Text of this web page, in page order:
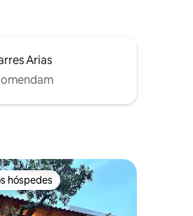
Arias
hóspedes
hóspedes